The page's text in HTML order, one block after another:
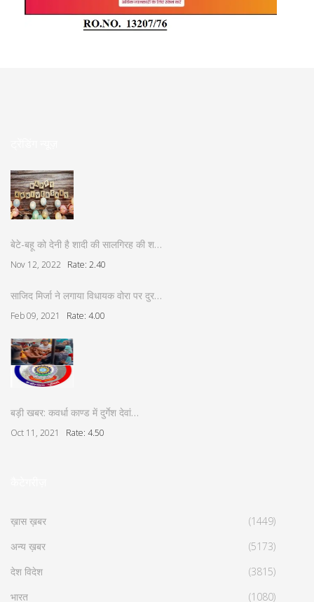
बेटे-बहू को देनी है शादी की सालगिरह की श…
Nov 12, 2022 Rate: 2.40
साजिद मिर्जा ने लगाया विधायक वोरा पर दुर…
Feb 09, 2021 Rate: 4.00
बड़ी खबर: कवर्धा काण्ड में दुर्गेश देवां…
Oct 11, 2021 Rate: 4.50
ख़ास ख़बर
(1449)
अन्य ख़बर
(5173)
देश विदेश
(3815)
भारत
(1080)